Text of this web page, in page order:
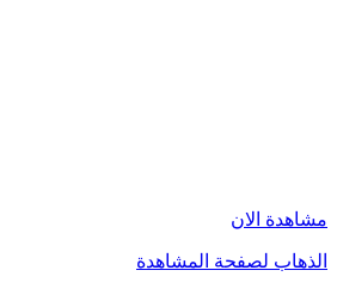
مشاهدة الان
الذهاب لصفحة المشاهدة